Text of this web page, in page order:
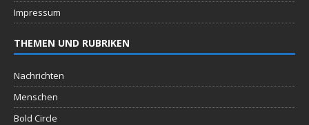
Impressum
THEMEN UND RUBRIKEN
Nachrichten
Menschen
Bold Circle